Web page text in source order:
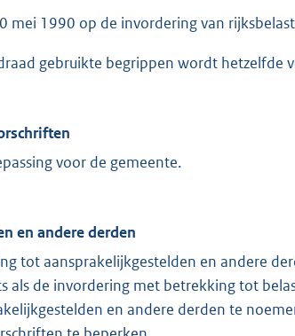
mei 1990 op de invordering van
gebruikte begrippen wordt hetzelfde
voor de gemeente.
en andere derden
tot aansprakelijkgestelden en andere
als de invordering met betrekking tot
en andere derden te